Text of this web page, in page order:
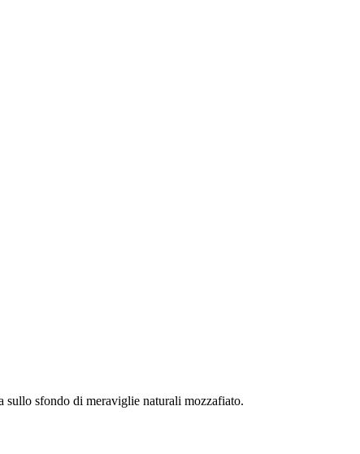
sfondo di meraviglie naturali mozzafiato.